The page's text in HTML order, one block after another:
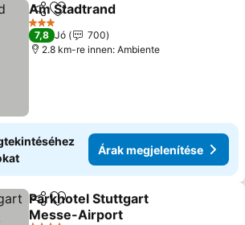
Megosztás
Hozzáadás a kedvencekhez
Am Stadtrand
3 Kategória
7,8 Jó
700
2.8 km-re innen: Ambiente
Árak megjelenítése
Megosztás
Hozzáadás a kedvencekhez
Parkhotel Stuttgart
Messe-Airport